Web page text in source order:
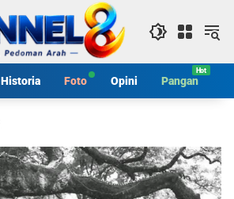
Historia Foto Opini Pangan